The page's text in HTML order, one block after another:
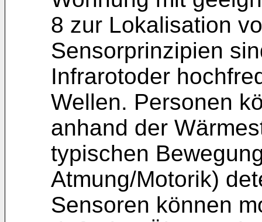
8 zur Lokalisation
Sensorprinzipien
Infrarotoder
Wellen. Personen
anhand der
typischen
Atmung/Motorik)
Sensoren können